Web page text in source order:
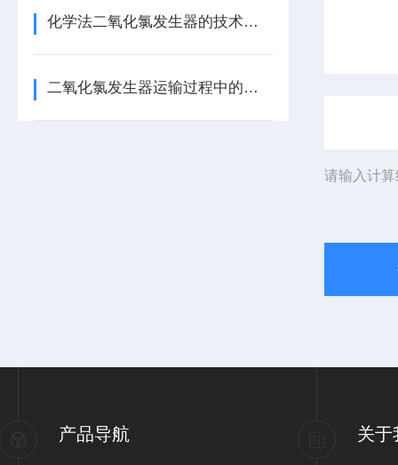
化学法二氧化氯发生器的技术要求
二氧化氯发生器运输过程中的注意事项
请输入计
产品导航 关于